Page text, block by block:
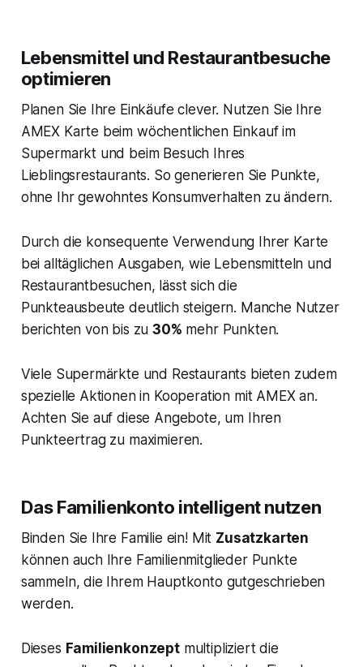
Lebensmittel und Restaurantbesuche
optimieren
Planen Sie Ihre Einkäufe clever. Nutzen Sie Ihre
AMEX Karte beim wöchentlichen Einkauf im
Supermarkt und beim Besuch Ihres
Lieblingsrestaurants. So generieren Sie Punkte,
ohne Ihr gewohntes Konsumverhalten zu ändern.
Durch die konsequente Verwendung Ihrer Karte
bei alltäglichen Ausgaben, wie Lebensmitteln und
Restaurantbesuchen, lässt sich die
Punkteausbeute deutlich steigern. Manche Nutzer
berichten von bis zu30% mehr Punkten.
Viele Supermärkte und Restaurants bieten zudem
spezielle Aktionen in Kooperation mit AMEX an.
Achten Sie auf diese Angebote, um Ihren
Punkteertrag zu maximieren.
Das Familienkonto intelligent nutzen
Binden Sie Ihre Familie ein! Mit Zusatzkarten
können auch Ihre Familienmitglieder Punkte
sammeln, die Ihrem Hauptkonto gutgeschrieben
werden.
Dieses Familienkonzeptmultipliziert die